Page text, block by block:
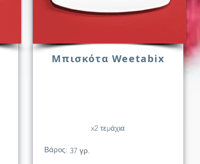
Μπισκότα Weetabix
x2 τεμάχια
Βάρος: 37 γρ.